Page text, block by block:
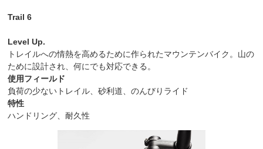
Trail 6
Level Up.
トレイルへの情熱を高めるために作られたマウンテンバイク。山の
ために設計され、何にでも対応できる。
使用フィールド
負荷の少ないトレイル、砂利道、のんびりライド
特性
ハンドリング、耐久性